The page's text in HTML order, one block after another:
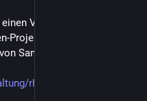
einen Vortrag zum Thema
Projekten wieder Spaß -
Sandra Parsick.
rhei